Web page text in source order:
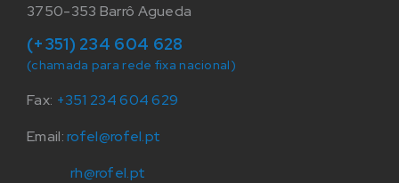
3750-353 Barrô Agueda
(+351) 234 604 628
(chamada para rede fixa nacional)
Fax: +351 234 604 629
Email:rofel@rofel.pt
rh@rofel.pt